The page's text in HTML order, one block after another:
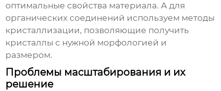
оптимальные свойства материала. А для
органических соединений используем методы
кристаллизации, позволяющие получить
кристаллы с нужной морфологией и
размером.
Проблемы масштабирования и их
решение